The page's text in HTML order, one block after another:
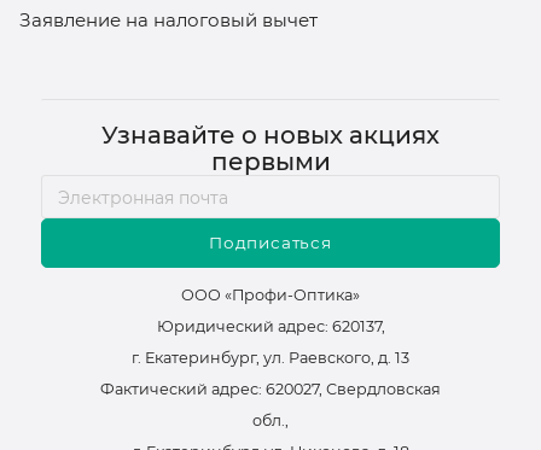
Заявление на налоговый вычет
Узнавайте о новых акциях
первыми
Подписаться
ООО «Профи-Оптика»
Юридический адрес: 620137,
г. Екатеринбург, ул. Раевского, д. 13
Фактический адрес: 620027, Свердловская
обл.,